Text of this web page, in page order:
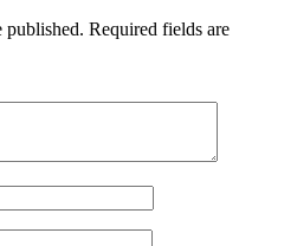
published. Required fields are